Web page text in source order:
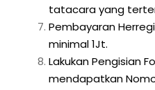
tatacara yang
Pembayaran
minimal 1Jt.
Lakukan Pengisian
mendapatkan